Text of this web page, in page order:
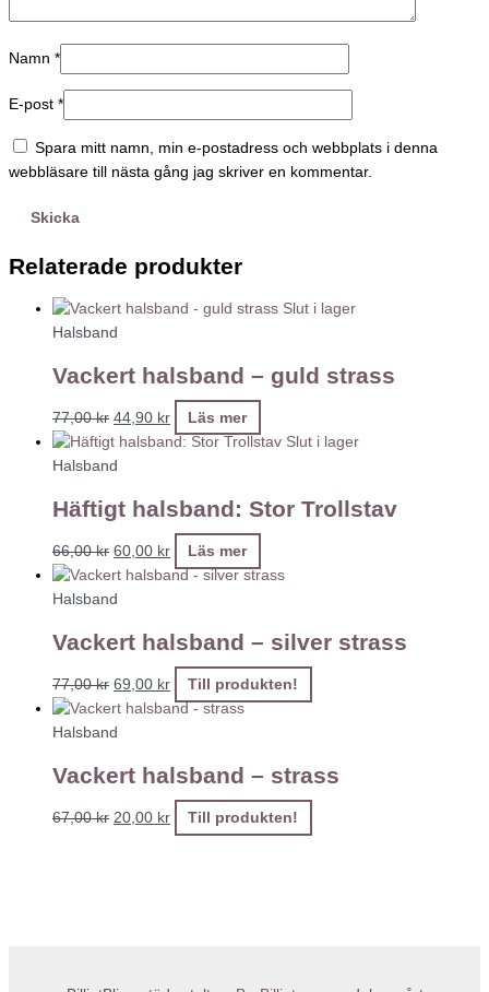
Namn *
E-post *
Spara mitt namn, min e-postadress och webbplats i denna
webbläsare till nästa gång jag skriver en kommentar.
Relaterade produkter
Slut i lager
Halsband
Vackert halsband – guld strass
77,00kr 44,90 kr Läs mer
Slut i lager
Halsband
Häftigt halsband: Stor Trollstav
66,00kr 60,00 kr Läs mer
Halsband
Vackert halsband – silver strass
77,00kr 69,00 kr Till produkten!
Halsband
Vackert halsband – strass
67,00kr 20,00 kr Till produkten!